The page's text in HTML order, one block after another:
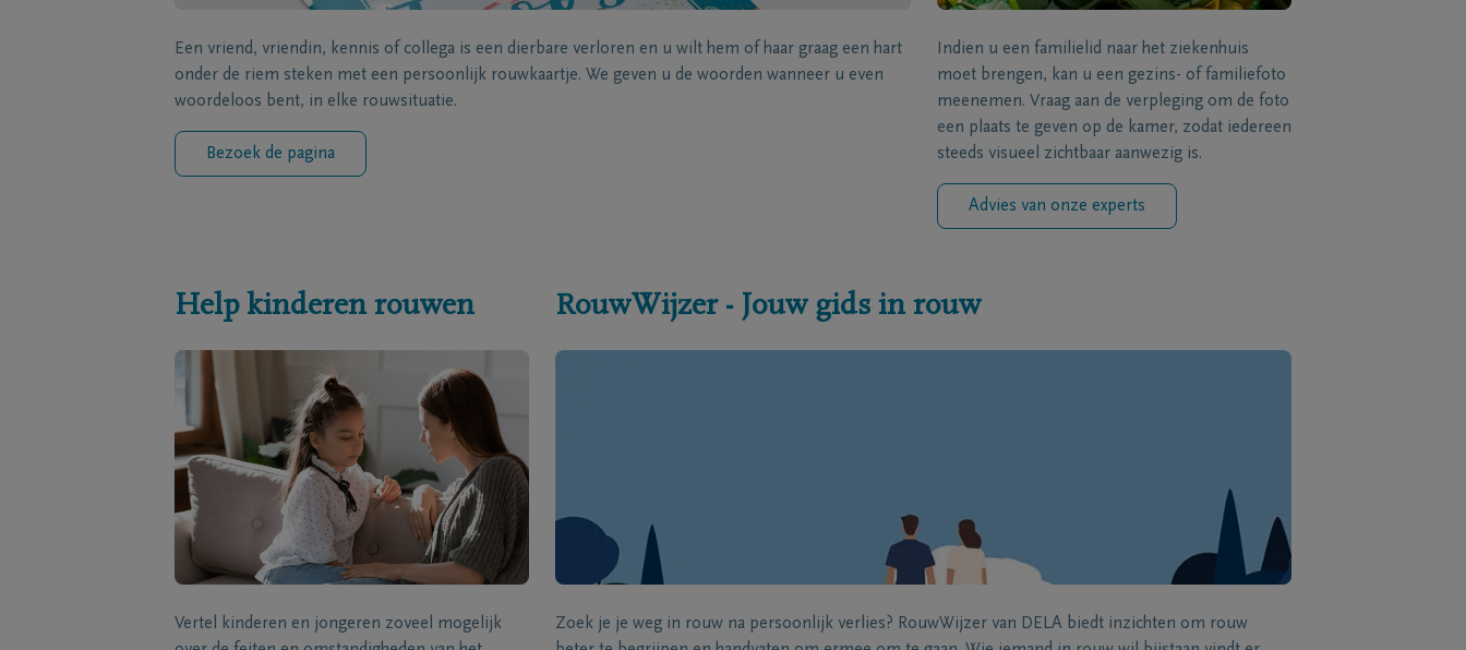
Een vriend, vriendin, kennis of collega is een dierbare verloren en u wilt hem of haar graag een hart
onder de riem steken met een persoonlijk rouwkaartje. We geven u de woorden wanneer u even
woordeloos bent, in elke rouwsituatie.
Bezoek de pagina
Indien u een familielid naar het ziekenhuis
moet brengen, kan u een gezins- of familiefoto
meenemen. Vraag aan de verpleging om de foto
een plaats te geven op de kamer, zodat iedereen
steeds visueel zichtbaar aanwezig is.
Advies van onze experts
Help kinderen rouwen
Vertel kinderen en jongeren zoveel mogelijk
RouwWijzer - Jouw gids in rouw
Zoek je je weg in rouw na persoonlijk verlies? RouwWijzer van DELA biedt inzichten om rouw